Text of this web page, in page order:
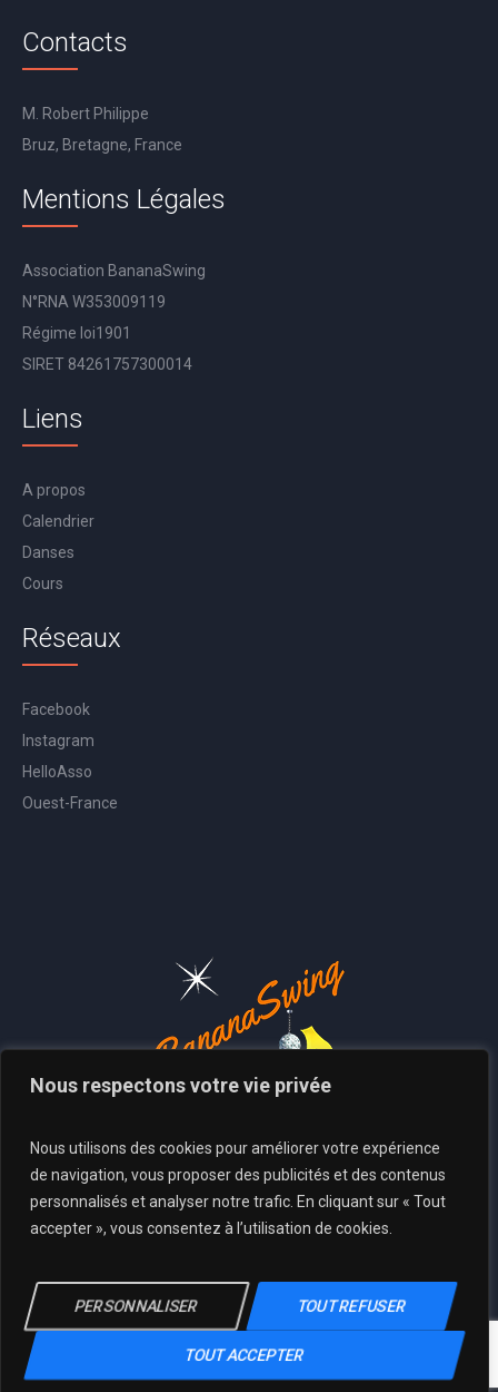
Nous respectons votre vie privée
Nous utilisons des cookies pour améliorer votre expérience
de navigation, vous proposer des publicités et des contenus
personnalisés et analyser notre trafic. En cliquant sur « Tout
accepter », vous consentez à l’utilisation de cookies.
PERSONNALISER TOUT REFUSER
TOUT ACCEPTER
Contacts
M. Robert Philippe
Bruz, Bretagne, France
Mentions Légales
Association BananaSwing
N°RNA W353009119
Régime loi1901
SIRET 84261757300014
Liens
A propos
Calendrier
Danses
Cours
Réseaux
Facebook
Instagram
HelloAsso
Ouest-France
/ BananaSwing.fr © 2026 / Tous Droits
Réservés